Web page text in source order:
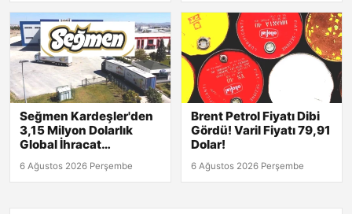
Seğmen Kardeşler'den
3,15 Milyon Dolarlık
Global İhracat
6 Ağustos 2026 Perşembe
Brent Petrol Fiyatı Dibi
Gördü! Varil Fiyatı 79,91
Dolar!
6 Ağustos 2026 Perşembe